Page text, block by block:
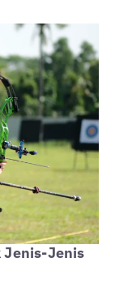
Jenis-Jenis